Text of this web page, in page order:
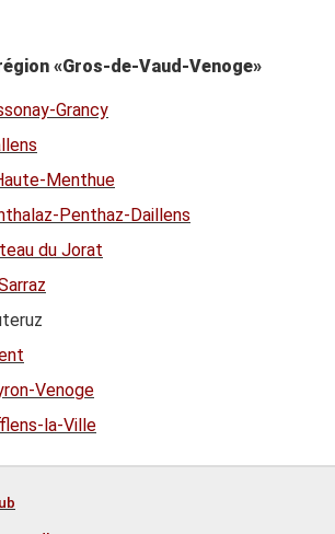
«Gros-de-Vaud-Venoge»
Grancy
Menthue
Penthaz-Daillens
du Jorat
Venoge
la-Ville